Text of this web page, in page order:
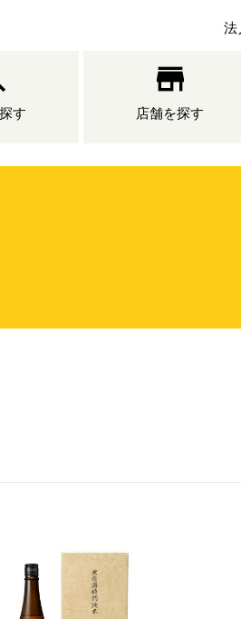
法
す 店舗を探す